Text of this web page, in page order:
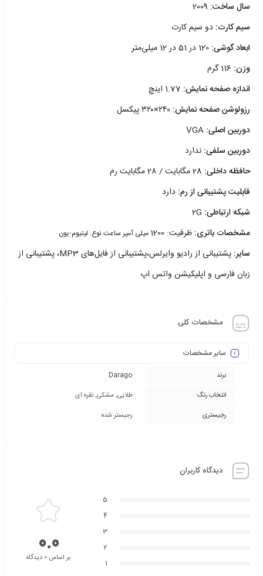
سال ساخت: 2009
سیم کارت: دو سیم کارت
ابعاد گوشی: 120 در 51 در 12 میلی‌متر
وزن:
اندازه صفحه نمایش:
رزولوشن صفحه نمایش: ۲۴۰×۳۲۰ پیکسل
دوربین اصلی: VGA
دوربین سلفی: ندارد
حافظه داخلی:
قابلیت پشتیبانی از رم: دارد
شبکه ارتباطی:
مشخصات باتری: ظرفیت: 1200 میلی آمپر ساعت نوع: لیتیوم-یون
سایر:
پشتیبانی از رادیو وایرلس،پشتیبانی از فایل‌های MP3، پشتیبانی از
زبان فارسی و اپلیکیشن واتس اپ
مشخصات کلی
سایر مشخصات
برند
Darago
انتخاب رنگ
طلایی, مشکی, نقره ای
رجیستری
رجیستر شده
دیدگاه کاربران
5
4
3
2
1
0.0بر اساس 0 دیدگاه